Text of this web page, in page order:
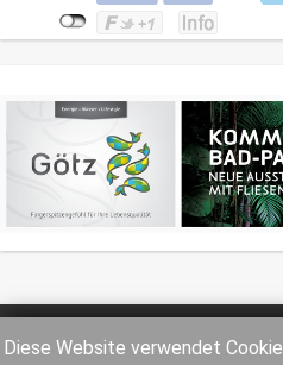
Diese Website verwendet